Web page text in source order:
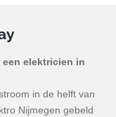
een elektricien in
in de helft van
Nijmegen gebeld